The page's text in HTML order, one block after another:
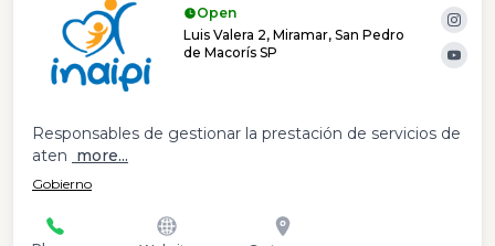
Open
Luis Valera 2, Miramar, San Pedro
de Macorís SP
Responsables de gestionar la prestación de servicios de
aten more...
Gobierno